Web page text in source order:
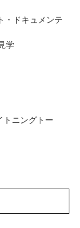
ドキュメンテ
学
ニングトー